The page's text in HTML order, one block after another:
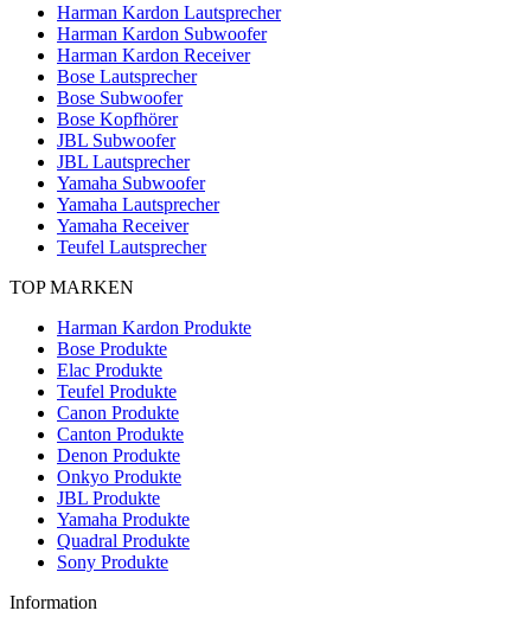
Harman Kardon Lautsprecher
Harman Kardon Subwoofer
Harman Kardon Receiver
Bose Lautsprecher
Bose Subwoofer
Bose Kopfhörer
JBL Subwoofer
JBL Lautsprecher
Yamaha Subwoofer
Yamaha Lautsprecher
Yamaha Receiver
Teufel Lautsprecher
TOP MARKEN
Harman Kardon Produkte
Bose Produkte
Elac Produkte
Teufel Produkte
Canon Produkte
Canton Produkte
Denon Produkte
Onkyo Produkte
JBL Produkte
Yamaha Produkte
Quadral Produkte
Sony Produkte
Information